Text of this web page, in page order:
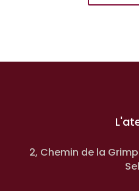
2, Chemin de la